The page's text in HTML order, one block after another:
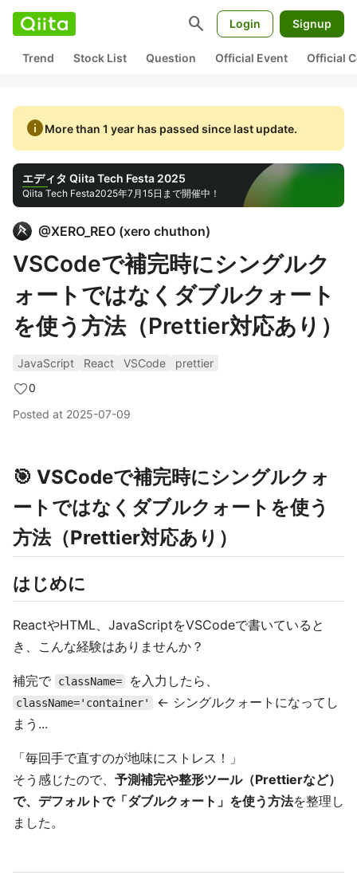
search Login Signup
Trend Stock List Question Official Event Official
infoMore than 1 year has passed since last update.
エディタ Qiita Tech Festa 2025
Qiita Tech Festa2025年7月15日まで開催中！
@XERO_REO (xero chuthon)
VSCodeで補完時にシングルク
ォートではなくダブルクォート
を使う方法（Prettier対応あり）
JavaScript React VSCode
prettier
0
Posted at 2025-07-09
🎯 VSCodeで補完時にシングルクォ
ートではなくダブルクォートを使う
方法（Prettier対応あり）
はじめに
ReactやHTML、JavaScriptをVSCodeで書いていると
き、こんな経験はありませんか？
補完で className= を入力したら、
className='container'
← シングルクォートになってし
まう...
「毎回手で直すのが地味にストレス！」
そう感じたので、 予測補完や整形ツール（Prettierなど）
で、デフォルトで「ダブルクォート」を使う方法を整理し
ました。